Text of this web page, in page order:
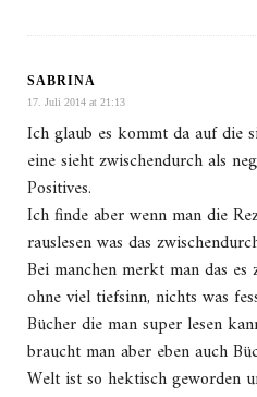
SABRINA
17. Juli 2014 at 21:13
Ich glaub es kommt da auf die
eine sieht zwischendurch als
Positives.
Ich finde aber wenn man die
rauslesen was das
Bei manchen merkt man das
ohne viel tiefsinn, nichts was
Bücher die man super lesen
braucht man aber eben auch
Welt ist so hektisch geworden